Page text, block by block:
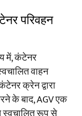
परिवहन
में, कंटेनर
वाहन
क्रेन द्वारा
के बाद, AGV एक